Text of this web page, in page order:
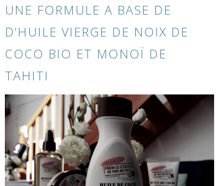
UNE FORMULE A BASE DE
D’HUILE VIERGE DE NOIX DE
COCO BIO ET MONOÏ DE
TAHITI